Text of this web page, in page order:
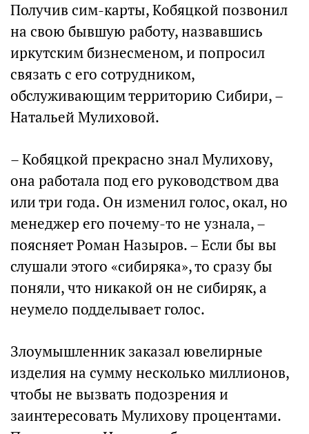
Получив сим-карты, Кобяцкой позвонил
на свою бывшую работу, назвавшись
иркутским бизнесменом, и попросил
связать с его сотрудником,
обслуживающим территорию Сибири, –
Натальей Мулиховой.
– Кобяцкой прекрасно знал Мулихову,
она работала под его руководством два
или три года. Он изменил голос, окал, но
менеджер его почему-то не узнала, –
поясняет Роман Назыров. – Если бы вы
слушали этого «сибиряка», то сразу бы
поняли, что никакой он не сибиряк, а
неумело подделывает голос.
Злоумышленник заказал ювелирные
изделия на сумму несколько миллионов,
чтобы не вызвать подозрения и
заинтересовать Мулихову процентами.